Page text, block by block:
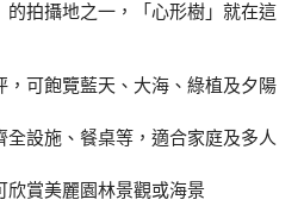
的拍攝地之一，「心形樹」就在這
，可飽覽藍天、大海、綠植及夕陽
設施、餐桌等，適合家庭及多人
欣賞美麗園林景觀或海景